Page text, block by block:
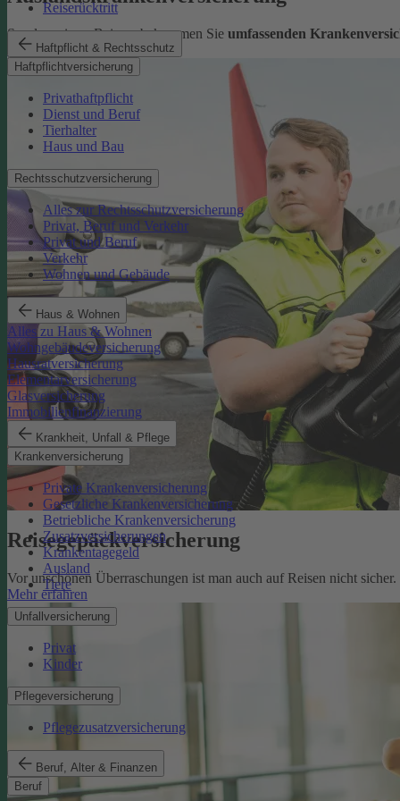
Reiserücktritt
Haftpflicht & Rechtsschutz
Haftpflichtversicherung
Privathaftpflicht
Dienst und Beruf
Tierhalter
Haus und Bau
Rechtsschutzversicherung
Alles zur Rechtsschutzversicherung
Privat, Beruf und Verkehr
Privat und Beruf
Verkehr
Wohnen und Gebäude
Haus & Wohnen
Alles zu Haus & Wohnen
Wohngebäudeversicherung
Hausratversicherung
Elementarversicherung
Glasversicherung
Immobilienfinanzierung
Krankheit, Unfall & Pflege
Krankenversicherung
Private Krankenversicherung
Gesetzliche Krankenversicherung
Betriebliche Krankenversicherung
Zusatzversicherungen
Krankentagegeld
Ausland
Tiere
Unfallversicherung
Privat
Kinder
Pflegeversicherung
Pflegezusatzversicherung
Beruf, Alter & Finanzen
Beruf
Sorglos reisen: Bei uns bekommen Sie umfassenden
Mehr erfahren
Reisegepäckversicherung
Vor unschönen Überraschungen ist man auch auf Reisen nicht
Mehr erfahren